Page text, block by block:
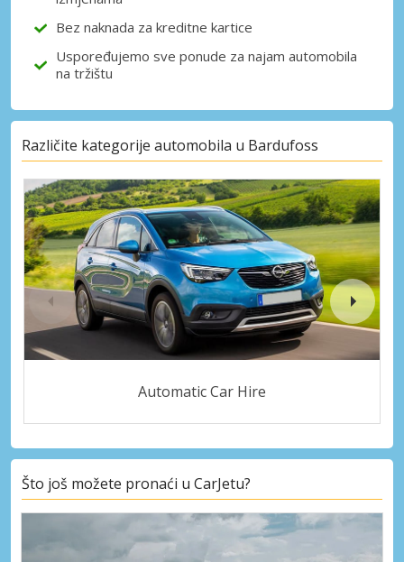
Bez naknada za kreditne kartice
Uspoređujemo sve ponude za najam automobila
na tržištu
Različite kategorije automobila u Bardufoss
Automatic Car Hire
Što još možete pronaći u CarJetu?